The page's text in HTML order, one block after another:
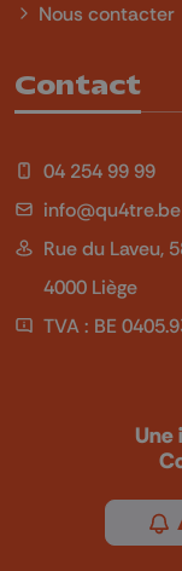
Nous contacter
Contact
04 254 99 99
info@qu4tre.be
Rue du Laveu,
4000 Liège
TVA : BE
Une